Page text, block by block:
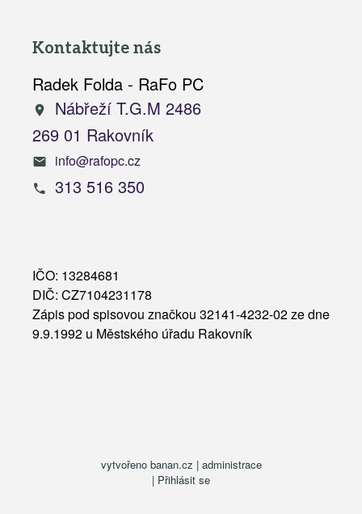
Kontaktujte nás
Radek Folda - RaFo PC
Nábřeží T.G.M 2486
269 01 Rakovník
info@rafopc.cz
313 516 350
IČO: 13284681
DIČ: CZ7104231178
Zápis pod spisovou značkou 32141-4232-02 ze dne
9.9.1992 u Městského úřadu Rakovník
vytvořeno banan.cz | administrace
| Přihlásit se